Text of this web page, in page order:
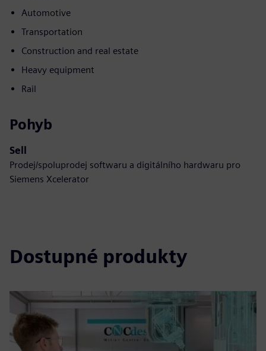
Automotive
Transportation
Construction and real estate
Heavy equipment
Rail
Pohyb
Sell
Prodej/spoluprodej softwaru a digitálního hardwaru pro
Siemens Xcelerator
Dostupné produkty